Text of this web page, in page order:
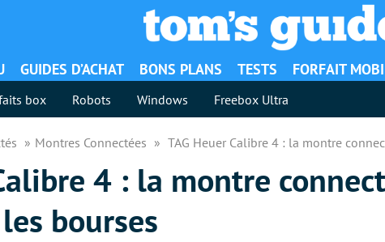
GUIDES D’ACHAT BONS PLANS TESTS FORFAIT
box Robots Windows Freebox Ultra
Montres Connectées TAG Heuer Calibre 4 : la montre
4 : la montre
bourses